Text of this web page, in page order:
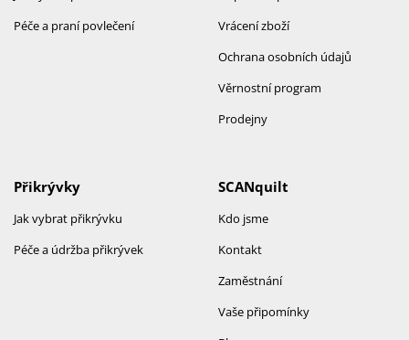
Péče a praní povlečení
Vrácení zboží
Ochrana osobních údajů
Věrnostní program
Prodejny
SCANquilt
Kdo jsme
Kontakt
Zaměstnání
Vaše připomínky
Přikrývky
Jak vybrat přikrývku
Péče a údržba přikrývek